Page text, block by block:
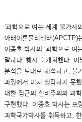
‘과학으로 여는 세계 불가사
아태이론물리센터(APCTP)
이종호 박사의 ‘과학으로 여
말하다’ 행사를 개최했다.
분석을 토대로 해석하고, 불
과정에서 미처 생각하지 못
대한 접근의 신비주의와 과
구현했다. 이종호 박사는 프
과학국가박사를 취득하고,